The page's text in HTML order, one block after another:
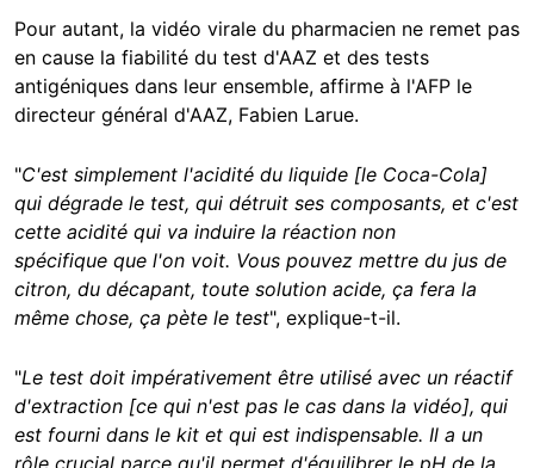
Pour autant, la vidéo virale du pharmacien ne remet pas
en cause la fiabilité du test d'AAZ et des tests
antigéniques dans leur ensemble, affirme à l'AFP le
directeur général d'AAZ, Fabien Larue.
"C'est simplement l'acidité du liquide [le Coca-Cola]
qui dégrade le test, qui détruit ses composants, et c'est
cette acidité qui va induire la réaction non
spécifique que l'on voit. Vous pouvez mettre du jus de
citron, du décapant, toute solution acide, ça fera la
même chose, ça pète le test", explique-t-il.
"Le test doit impérativement être utilisé avec un réactif
d'extraction [ce qui n'est pas le cas dans la vidéo], qui
est fourni dans le kit et qui est indispensable. Il a un
rôle crucial parce qu'il permet d'équilibrer le pH de la